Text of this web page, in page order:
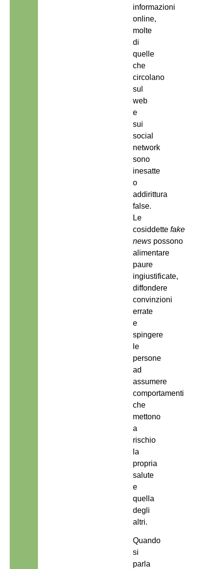
informazioni
online,
molte
di
quelle
che
circolano
sul
web
e
sui
social
network
sono
inesatte
o
addirittura
false.
Le
cosiddettefake
news possono
alimentare
paure
ingiustificate,
diffondere
convinzioni
errate
e
spingere
le
persone
ad
assumere
comportamenti
che
mettono
a
rischio
la
propria
salute
e
quella
degli
altri.
Quando
si
parla